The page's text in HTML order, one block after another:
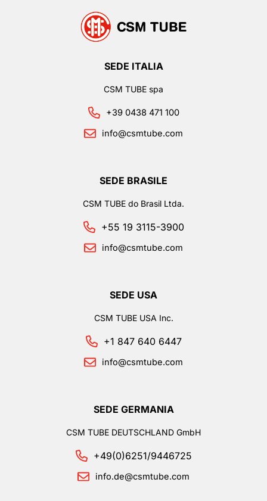
SEDE ITALIA
CSM TUBE spa
+39 0438 471 100
info@csmtube.com
SEDE BRASILE
CSM TUBE do Brasil Ltda.
+55 19 3115-3900
info@csmtube.com
SEDE USA
CSM TUBE USA Inc.
+1 847 640 6447
info@csmtube.com
SEDE GERMANIA
CSM TUBE DEUTSCHLAND GmbH
+49(0)6251/9446725
info.de@csmtube.com